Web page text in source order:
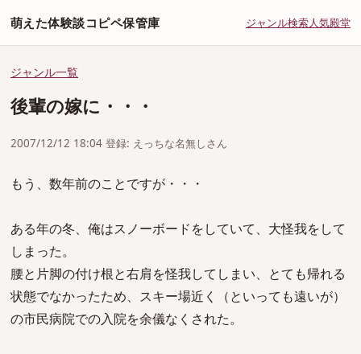
萌えた体験談コピペ保管庫 ジャンル検索人気殿堂
ジャンル一覧
後輩の嫁に・・・
2007/12/12 18:04 登録: えっちな名無しさん
もう、数年前のことですが・・・
ある年の冬、俺はスノーボードをしていて、大怪我をして
しまった。
腰と片脚の付け根と右肩を怪我してしまい、とても帰れる
状態でなかったため、スキー場近く（といっても遠いが）
の市民病院での入院を余儀なくされた。